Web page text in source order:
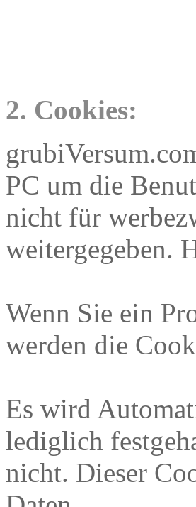
2. Cookies:
PC um die
nicht für
weitergegeben.
Wenn Sie ein
werden die
Es wird
lediglich
nicht. Dieser